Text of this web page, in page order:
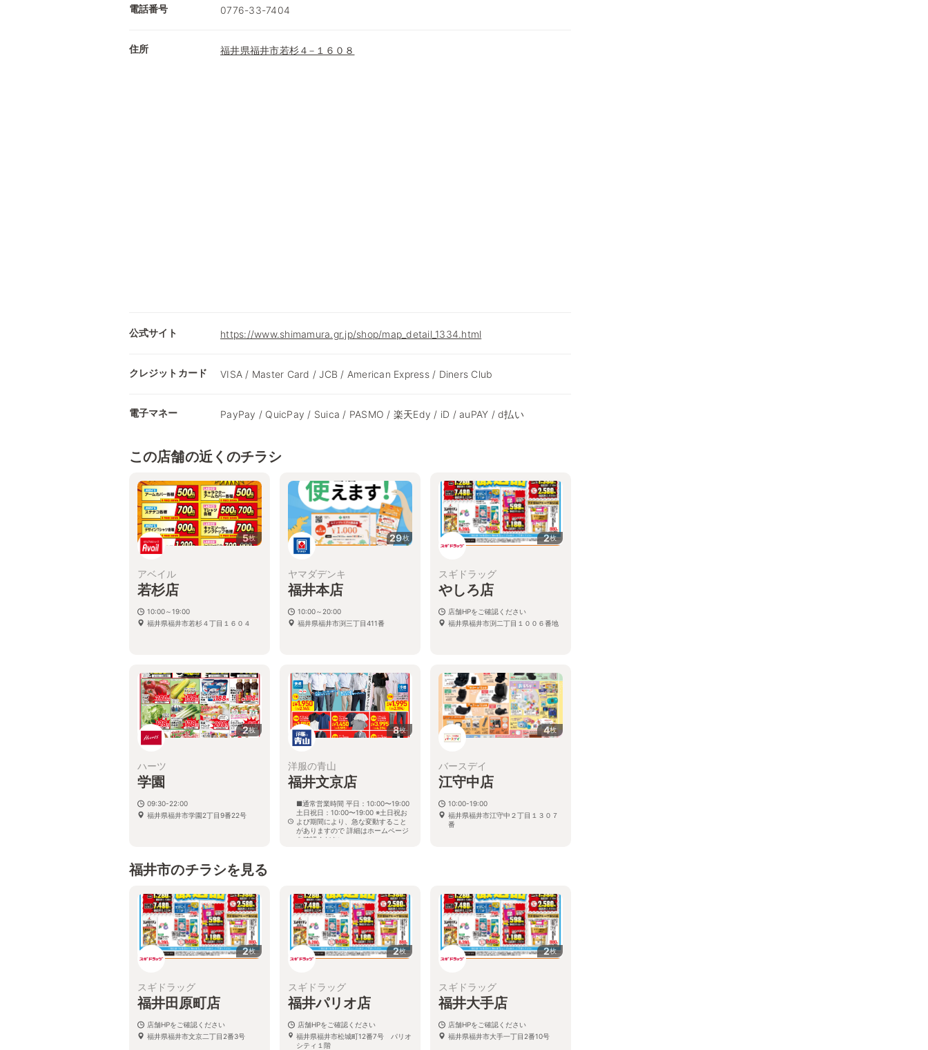
電話番号 0776-33-7404
住所 福井県福井市若杉４−１６０８
公式サイト https://www.shimamura.gr.jp/shop/map_detail_1334.html
クレジットカード VISA / Master Card / JCB / American Express / Diners Club
電子マネー PayPay / QuicPay / Suica / PASMO / 楽天Edy / iD / auPAY / d払い
この店舗の近くのチラシ
5枚
アベイル
若杉店
10:00～19:00
福井県福井市若杉４丁目１６０４
29枚
ヤマダデンキ
福井本店
10:00～20:00
福井県福井市渕三丁目411番
2枚
スギドラッグ
やしろ店
店舗HPをご確認ください
福井県福井市渕二丁目１００６番地
2枚
ハーツ
学園
09:30-22:00
福井県福井市学園2丁目9番22号
8枚
洋服の青山
福井文京店
■通常営業時間 平日：10:00〜19:00
土日祝日：10:00〜19:00 ※土日祝お
よび期間により、急な変動すること
がありますので 詳細はホームページ
を確認ください
4枚
バースデイ
江守中店
10:00-19:00
福井県福井市江守中２丁目１３０７
番
福井市のチラシを見る
2枚
スギドラッグ
福井田原町店
店舗HPをご確認ください
福井県福井市文京二丁目2番3号
2枚
スギドラッグ
福井パリオ店
店舗HPをご確認ください
福井県福井市松城町12番7号 パリオ
シティ１階
2枚
スギドラッグ
福井大手店
店舗HPをご確認ください
福井県福井市大手一丁目2番10号